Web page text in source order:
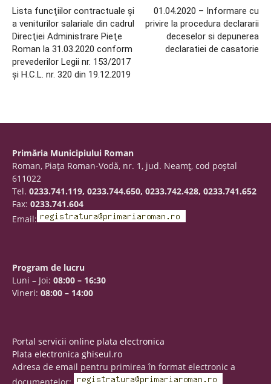
Lista funcţiilor contractuale şi
a veniturilor salariale din cadrul
Direcţiei Administrare Pieţe
Roman la 31.03.2020 conform
prevederilor Legii nr. 153/2017
şi H.C.L. nr. 320 din 19.12.2019
01.04.2020 – Informare cu
privire la procedura declararii
deceselor si depunerea
declaratiei de casatorie
Primăria Municipiului Roman
Roman, Piaţa Roman-Vodă, nr. 1, jud. Neamţ, cod poştal
611022
Tel. 0233.741.119, 0233.744.650, 0233.742.428, 0233.741.652
Fax: 0233.741.604
Email:
Program de lucru
Luni – Joi: 08:00 – 16:30
Vineri: 08:00 – 14:00
Portal servicii online plata electronica
Plata electronica ghiseul.ro
Adresa de email pentru primirea în format electronic a